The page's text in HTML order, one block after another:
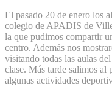
El pasado 20 de enero los
colegio de APADIS de
la que pudimos compartir
centro. Además nos
visitando todas las aulas
clase. Más tarde salimos al
algunas actividades